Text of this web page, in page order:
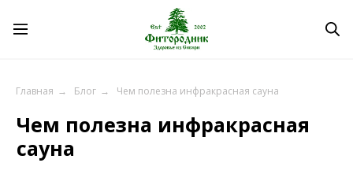
Главная → Блог → Чем полезна инфракрасная сауна
Чем полезна инфракрасная